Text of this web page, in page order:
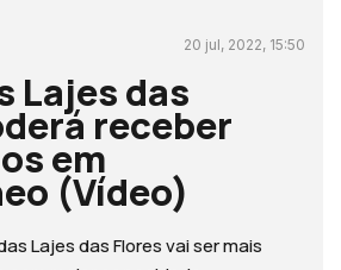
20 jul, 2022, 15:50
Lajes das
receber
em
(Vídeo)
Lajes das Flores vai ser mais